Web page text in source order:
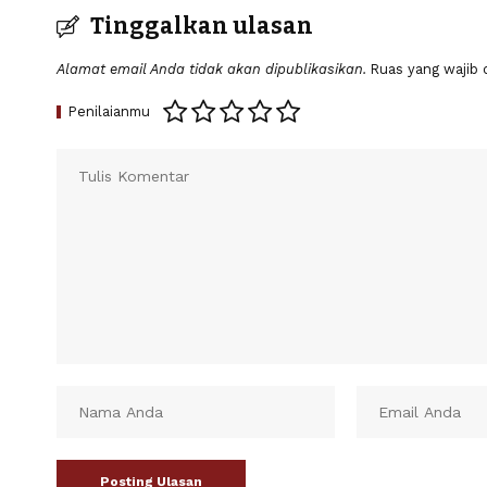
Tinggalkan ulasan
Alamat email Anda tidak akan dipublikasikan. Ruas yang wajib
Penilaianmu